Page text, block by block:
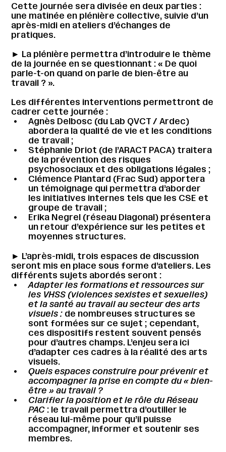
Cette journée sera divisée en deux parties :
une matinée en plénière collective, suivie d’un
après-midi en ateliers d’échanges de
pratiques.
► La plénière permettra d’introduire le thème
de la journée en se questionnant : « De quoi
parle-t-on quand on parle de bien-être au
travail ? ».
Les différentes interventions permettront de
cadrer cette journée :
Agnès Delbosc (du Lab QVCT / Ardec)
abordera la qualité de vie et les conditions
de travail ;
Stéphanie Driot (de l’ARACT PACA) traitera
de la prévention des risques
psychosociaux et des obligations légales ;
Clémence Plantard (Frac Sud) apportera
un témoignage qui permettra d’aborder
les initiatives internes tels que les CSE et
groupe de travail ;
Erika Negrel (réseau Diagonal) présentera
un retour d’expérience sur les petites et
moyennes structures.
► L’après-midi, trois espaces de discussion
seront mis en place sous forme d’ateliers. Les
différents sujets abordés seront :
Adapter les formations et ressources sur
les VHSS (violences sexistes et sexuelles)
et la santé au travail au secteur des arts
visuels :de nombreuses structures se
sont formées sur ce sujet ; cependant,
ces dispositifs restent souvent pensés
pour d’autres champs. L’enjeu sera ici
d’adapter ces cadres à la réalité des arts
visuels.
Quels espaces construire pour prévenir et
accompagner la prise en compte du « bien-
être » au travail ?
Clarifier la position et le rôle du Réseau
PAC: le travail permettra d’outiller le
réseau lui-même pour qu’il puisse
accompagner, informer et soutenir ses
membres.